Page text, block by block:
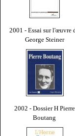
2001 - Essai sur l'œuvre
George Steiner
2002 - Dossier H Pierre
Boutang